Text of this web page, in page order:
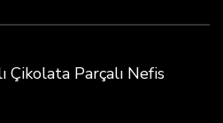
Çikolata Parçalı Nefis